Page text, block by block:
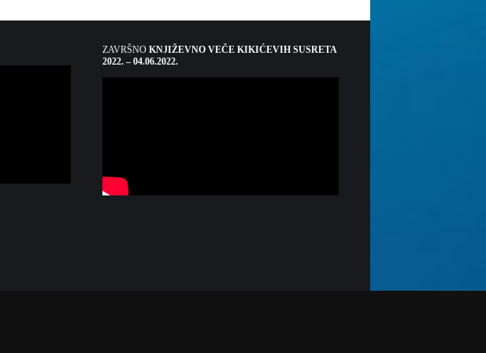
ZAVRŠNO KNJIŽEVNO VEČE KIKIĆEVIH SUSRETA
2022. – 04.06.2022.